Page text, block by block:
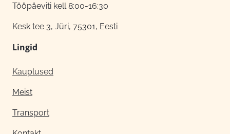
Tööpäeviti kell 8:00-16:30
Kesk tee 3, Jüri, 75301, Eesti
Lingid
Kauplused
Meist
Transport